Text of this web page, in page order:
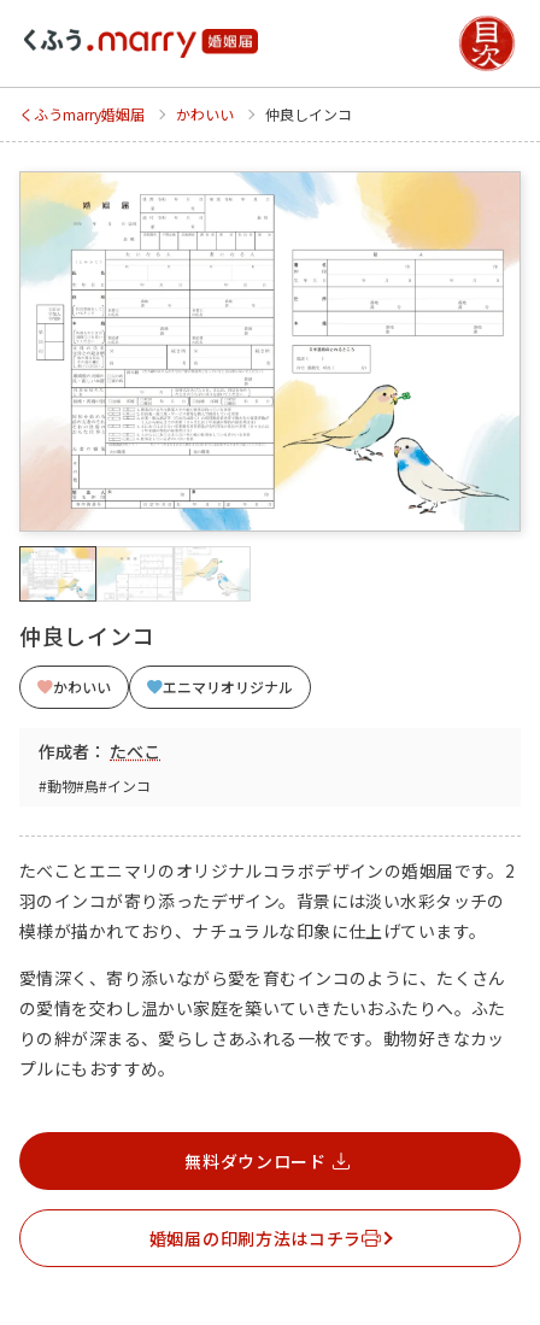
くふうmarry婚姻届 かわいい 仲良しインコ
仲良しインコ
かわいい エニマリオリジナル
作成者： たべこ
#動物#鳥#インコ
たべことエニマリのオリジナルコラボデザインの婚姻届です。2
羽のインコが寄り添ったデザイン。背景には淡い水彩タッチの
模様が描かれており、ナチュラルな印象に仕上げています。
愛情深く、寄り添いながら愛を育むインコのように、たくさん
の愛情を交わし温かい家庭を築いていきたいおふたりへ。ふた
りの絆が深まる、愛らしさあふれる一枚です。動物好きなカッ
プルにもおすすめ。
無料ダウンロード
婚姻届の印刷方法はコチラ